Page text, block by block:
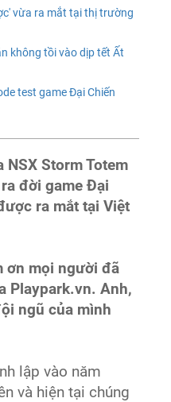
vừa ra mắt tại thị trường
không tồi vào dịp tết Ất
test game Đại Chiến
Storm Totem
đời game Đại
ra mắt tại Việt
ơn mọi người đã
Playpark.vn. Anh,
ngũ của mình
lập vào năm
và hiện tại chúng